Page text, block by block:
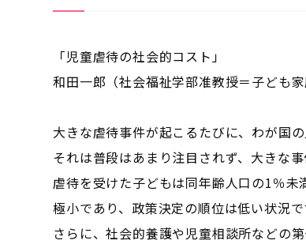
「児童虐待の社会的コスト」
和田一郎（社会福祉学部准教授＝子ども家
大きな虐待事件が起こるたびに、わが国
それは普段はあまり注目されず、大きな
虐待を受けた子どもは同年齢人口の1％
極小であり、政策決定の順位は低い状況で
さらに、社会的養護や児童相談所などの